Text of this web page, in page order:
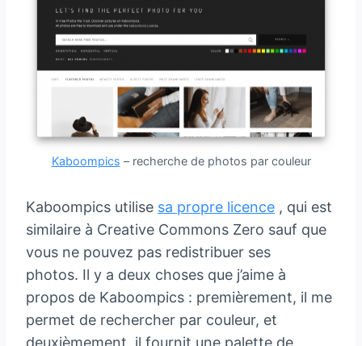
Kaboompics – recherche de photos par couleur
Kaboompics utilise sa propre licence , qui est
similaire à Creative Commons Zero sauf que
vous ne pouvez pas redistribuer ses
photos. Il y a deux choses que j’aime à
propos de Kaboompics : premièrement, il me
permet de rechercher par couleur, et
deuxièmement, il fournit une palette de